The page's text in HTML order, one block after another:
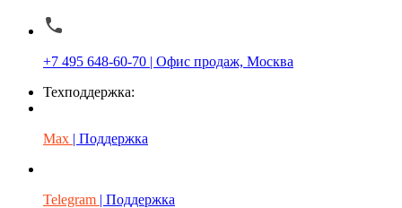
+7 495 648-60-70 | Офис продаж, Москва
Техподдержка:
Max | Поддержка
Telegram | Поддержка